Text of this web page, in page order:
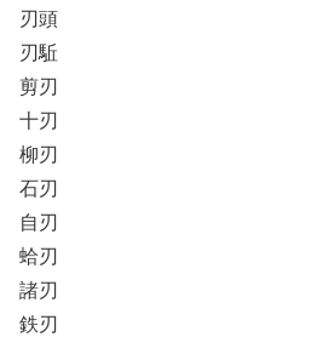
刃頭
刃駈
剪刃
十刃
柳刃
石刃
自刃
蛤刃
諸刃
鉄刃